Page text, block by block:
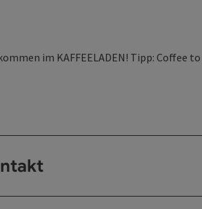
im KAFFEELADEN! Tipp: Coffee